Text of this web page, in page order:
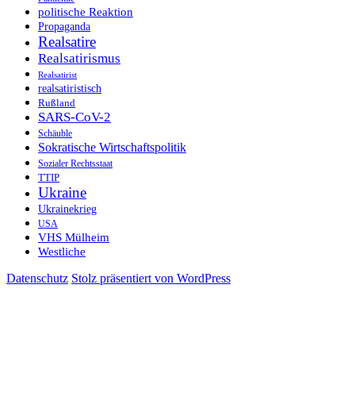
politische Reaktion
Propaganda
Realsatire
Realsatirismus
Realsatirist
realsatiristisch
Rußland
SARS-CoV-2
Schäuble
Sokratische Wirtschaftspolitik
Sozialer Rechtsstaat
TTIP
Ukraine
Ukrainekrieg
USA
VHS Mülheim
Westliche
Datenschutz Stolz präsentiert von WordPress